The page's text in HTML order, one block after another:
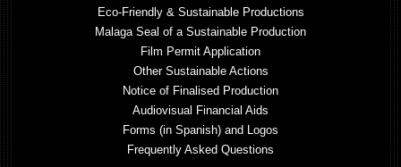
Eco-Friendly & Sustainable Productions
Malaga Seal of a Sustainable Production
Film Permit Application
Other Sustainable Actions
Notice of Finalised Production
Audiovisual Financial Aids
Forms (in Spanish) and Logos
Frequently Asked Questions